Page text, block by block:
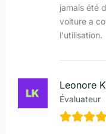
jamais été
voiture a
l'utilisation.
Leonore
Évaluateur